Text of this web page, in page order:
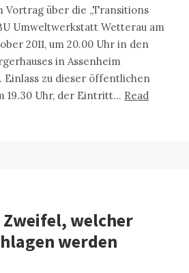
Vortrag über die „Transitions
Umweltwerkstatt Wetterau am
2011, um 20.00 Uhr in den
in Assenheim
Einlass zu dieser öffentlichen
19.30 Uhr, der Eintritt… Read
Zweifel, welcher
werden